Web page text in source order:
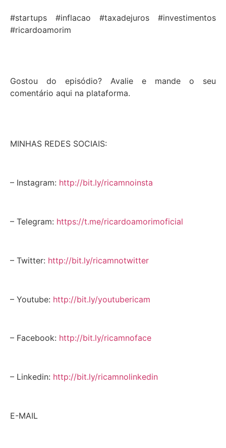
#startups #inflacao #taxadejuros #investimentos
#ricardoamorim
Gostou do episódio? Avalie e mande o seu
comentário aqui na plataforma.
MINHAS REDES SOCIAIS:
– Instagram: http://bit.ly/ricamnoinsta
– Telegram: https://t.me/ricardoamorimoficial
– Twitter: http://bit.ly/ricamnotwitter
– Youtube: http://bit.ly/youtubericam
– Facebook: http://bit.ly/ricamnoface
– Linkedin: http://bit.ly/ricamnolinkedin
E-MAIL